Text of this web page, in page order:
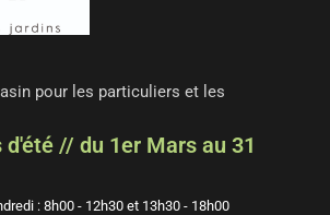
pour les particuliers et les
d'été // du 1er Mars au 31
: 8h00 - 12h30 et 13h30 - 18h00